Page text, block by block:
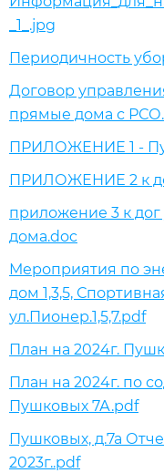
_1_.jpg
Периодичность
Договор
прямые дома с
ПРИЛОЖЕНИЕ 1 -
ПРИЛОЖЕНИЕ 2 к
приложение 3 к дог
дома.doc
Мероприятия по
дом 1,3,5,
ул.Пионер.1,5,7.pdf
План на 2024г.
План на 2024г. по
Пушковых 7А.pdf
Пушковых, д.7а
2023г..pdf